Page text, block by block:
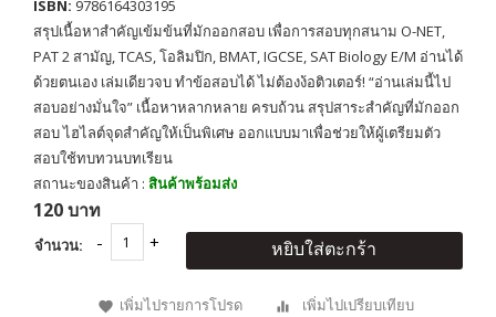
ISBN: 9786164303195
สรุปเนื้อหาสำคัญเข้มข้นที่มักออกสอบ เพื่อการสอบทุกสนาม O-NET,
PAT 2 สามัญ, TCAS, โอลิมปิก, BMAT, IGCSE, SAT Biology E/M อ่านได้
ด้วยตนเอง เล่มเดียวจบ ทำข้อสอบได้ ไม่ต้องง้อติวเตอร์! “อ่านเล่มนี้ไป
สอบอย่างมั่นใจ” เนื้อหาหลากหลาย ครบถ้วน สรุปสาระสำคัญที่มักออก
สอบ ไฮไลต์จุดสำคัญให้เป็นพิเศษ ออกแบบมาเพื่อช่วยให้ผู้เตรียมตัว
สอบใช้ทบทวนบทเรียน
สถานะของสินค้า : สินค้าพร้อมส่ง
120 บาท
จำนวน: หยิบใส่ตะกร้า
เพิ่มไปรายการโปรด เพิ่มไปเปรียบเทียบ